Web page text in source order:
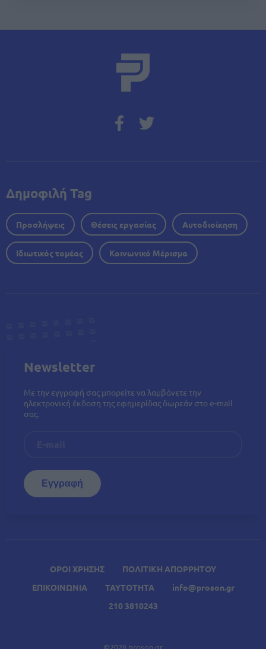
ΟΡΟΙ ΧΡΗΣΗΣ
ΠΟΛΙΤΙΚΗ ΑΠΟΡΡΗΤΟΥ
ΕΠΙΚΟΙΝΩΝΙΑ
ΤΑΥΤΟΤΗΤΑ
info@proson.gr
210 3810243
©2026 proson.gr
Δημοφιλή Tag
Προσλήψεις Θέσεις εργασίας Αυτοδιοίκηση
Ιδιωτικός τομέας Κοινωνικό Μέρισμα
Newsletter
Με την εγγραφή σας μπορείτε να λαμβάνετε την
ηλεκτρονική έκδοση της εφημερίδας δωρεάν στο e-mail
σας.